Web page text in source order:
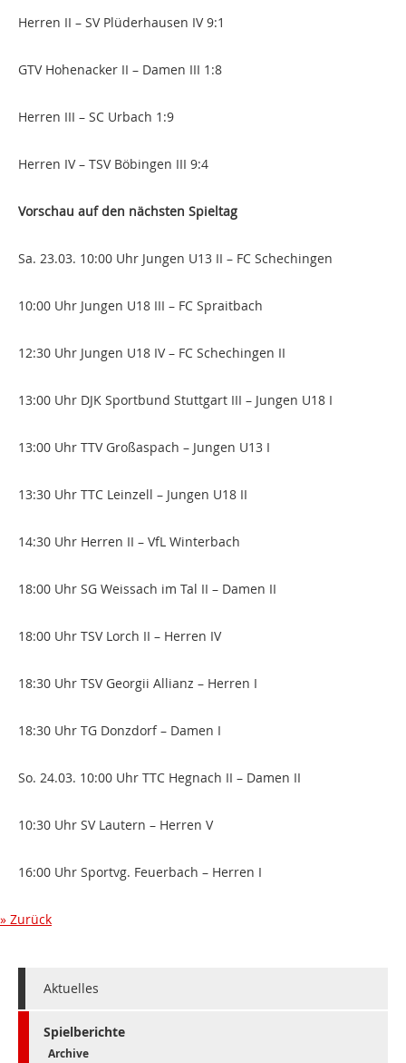
Herren II – SV Plüderhausen IV 9:1
GTV Hohenacker II – Damen III 1:8
Herren III – SC Urbach 1:9
Herren IV – TSV Böbingen III 9:4
Vorschau auf den nächsten Spieltag
Sa. 23.03. 10:00 Uhr Jungen U13 II – FC Schechingen
10:00 Uhr Jungen U18 III – FC Spraitbach
12:30 Uhr Jungen U18 IV – FC Schechingen II
13:00 Uhr DJK Sportbund Stuttgart III – Jungen U18 I
13:00 Uhr TTV Großaspach – Jungen U13 I
13:30 Uhr TTC Leinzell – Jungen U18 II
14:30 Uhr Herren II – VfL Winterbach
18:00 Uhr SG Weissach im Tal II – Damen II
18:00 Uhr TSV Lorch II – Herren IV
18:30 Uhr TSV Georgii Allianz – Herren I
18:30 Uhr TG Donzdorf – Damen I
So. 24.03. 10:00 Uhr TTC Hegnach II – Damen II
10:30 Uhr SV Lautern – Herren V
16:00 Uhr Sportvg. Feuerbach – Herren I
Zurück
Aktuelles
Spielberichte
Archive